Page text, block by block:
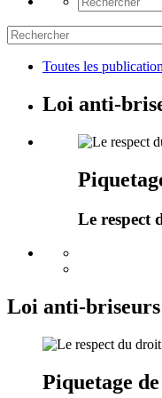
Toutes les
Loi anti-
Le respect
Loi anti-briseurs
Piquetage